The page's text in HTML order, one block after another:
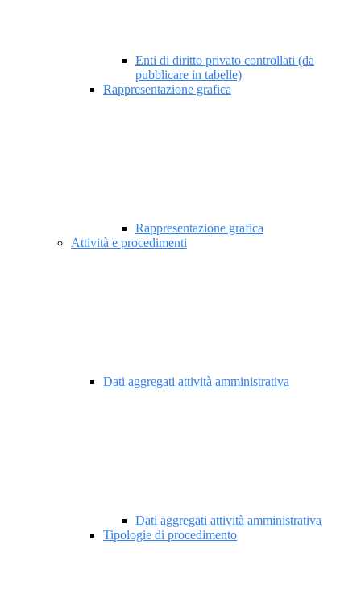
Enti di diritto privato controllati (da
pubblicare in tabelle)
Rappresentazione grafica
Rappresentazione grafica
Attività e procedimenti
Dati aggregati attività amministrativa
Dati aggregati attività amministrativa
Tipologie di procedimento